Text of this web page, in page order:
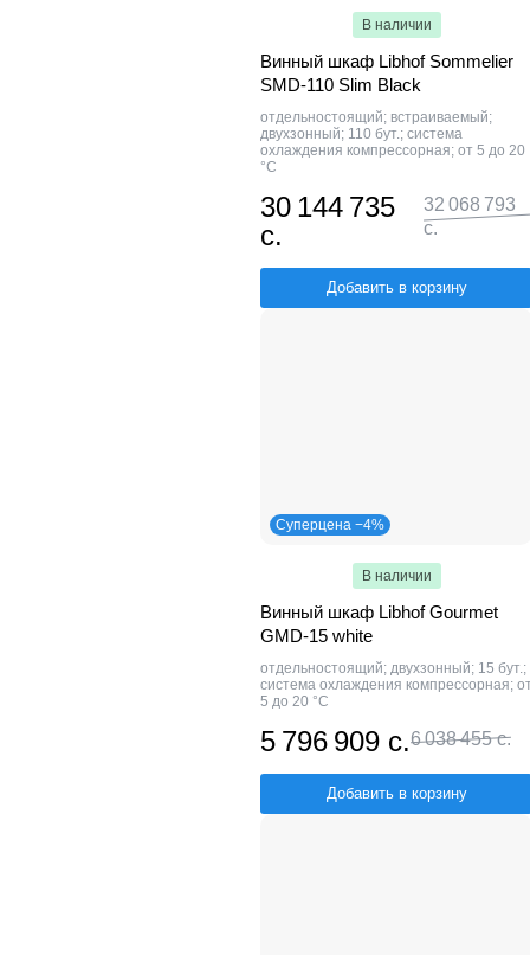
В наличии
Винный шкаф Libhof Sommelier
SMD-110 Slim Black
отдельностоящий; встраиваемый;
двухзонный; 110 бут.; система
охлаждения компрессорная; от 5 до 20
°C
30 144 735
с.
32 068 793
с.
Добавить в корзину
Суперцена −4%
В наличии
Винный шкаф Libhof Gourmet
GMD-15 white
отдельностоящий; двухзонный; 15 бут.;
система охлаждения компрессорная;
5 до 20 °C
5 796 909 с.6 038 455 с.
Добавить в корзину